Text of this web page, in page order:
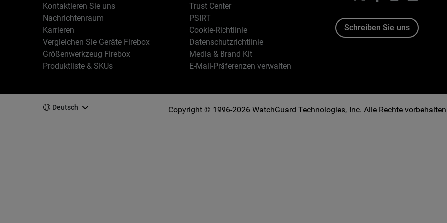
Kontaktieren Sie uns
Nachrichtenraum
Karrieren
Vergleichen Sie Geräte Firebox
Größenwerkzeug Firebox
Produktliste & SKUs
Trust Center
PSIRT
Cookie-Richtlinie
Datenschutzrichtlinie
Media & Brand Kit
E-Mail-Präferenzen verwalten
Schreiben Sie uns
Deutsch Copyright © 1996-2026 WatchGuard Technologies, Inc. Alle Rechte vorbehalten.